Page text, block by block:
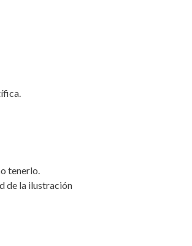
tenerlo.
de la ilustración